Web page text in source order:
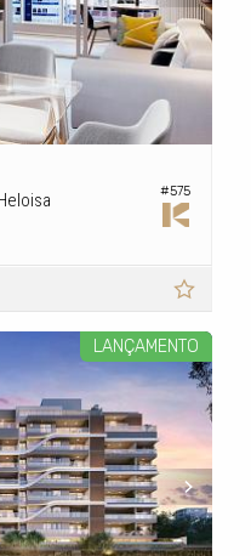
#575
LANÇAMENTO